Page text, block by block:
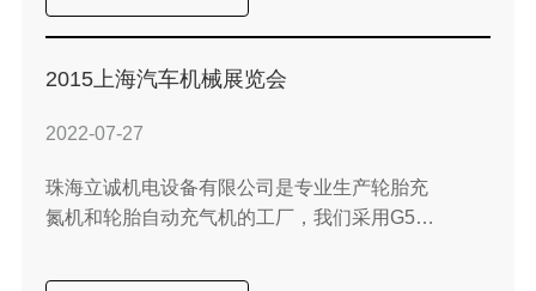
2015上海汽车机械展览会
2022-07-27
珠海立诚机电设备有限公司是专业生产轮胎充
氮机和轮胎自动充气机的工厂，我们采用G5商